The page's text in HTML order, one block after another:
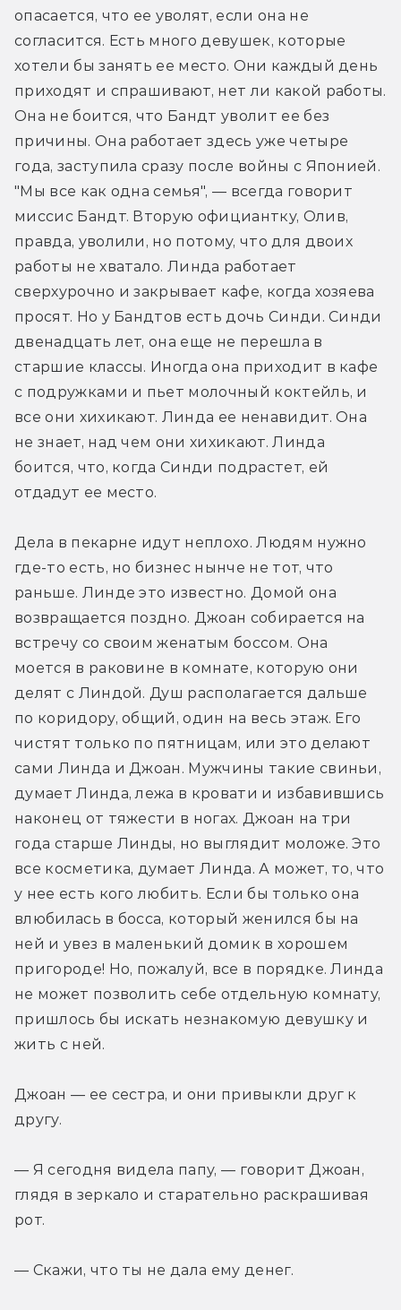
опасается, что ее уволят, если она не
согласится. Есть много девушек, которые
хотели бы занять ее место. Они каждый день
приходят и спрашивают, нет ли какой работы.
Она не боится, что Бандт уволит ее без
причины. Она работает здесь уже четыре
года, заступила сразу после войны с Японией.
"Мы все как одна семья", — всегда говорит
миссис Бандт. Вторую официантку, Олив,
правда, уволили, но потому, что для двоих
работы не хватало. Линда работает
сверхурочно и закрывает кафе, когда хозяева
просят. Но у Бандтов есть дочь Синди. Синди
двенадцать лет, она еще не перешла в
старшие классы. Иногда она приходит в кафе
с подружками и пьет молочный коктейль, и
все они хихикают. Линда ее ненавидит. Она
не знает, над чем они хихикают. Линда
боится, что, когда Синди подрастет, ей
отдадут ее место.
Дела в пекарне идут неплохо. Людям нужно
где-то есть, но бизнес нынче не тот, что
раньше. Линде это известно. Домой она
возвращается поздно. Джоан собирается на
встречу со своим женатым боссом. Она
моется в раковине в комнате, которую они
делят с Линдой. Душ располагается дальше
по коридору, общий, один на весь этаж. Его
чистят только по пятницам, или это делают
сами Линда и Джоан. Мужчины такие свиньи,
думает Линда, лежа в кровати и избавившись
наконец от тяжести в ногах. Джоан на три
года старше Линды, но выглядит моложе. Это
все косметика, думает Линда. А может, то, что
у нее есть кого любить. Если бы только она
влюбилась в босса, который женился бы на
ней и увез в маленький домик в хорошем
пригороде! Но, пожалуй, все в порядке. Линда
не может позволить себе отдельную комнату,
пришлось бы искать незнакомую девушку и
жить с ней.
Джоан — ее сестра, и они привыкли друг к
другу.
— Я сегодня видела папу, — говорит Джоан,
глядя в зеркало и старательно раскрашивая
рот.
— Скажи, что ты не дала ему денег.